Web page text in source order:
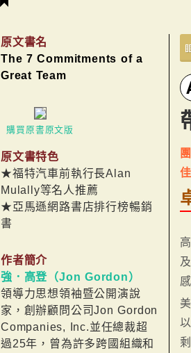
原文書名
The 7 Commitments of a
Great Team
購買原書原文版
原文書特色
★福特汽車前執行長Alan
Mulally等名人推薦
★亞馬遜網路書店排行榜暢銷
書
作者簡介
強．高登（Jon Gordon）
領導力思想領袖暨公開演說
家，創辦顧問公司Jon Gordon
Companies, Inc.並任總裁超
過25年，曾為許多跨國組織和